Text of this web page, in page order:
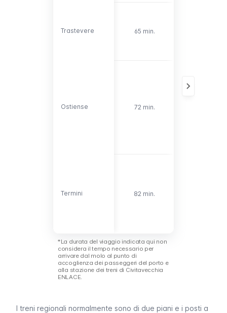
Trastevere
Ostiense
Termini
Trastevere 65 min.
Ostiense 72 min.
Termini 82 min.
*La durata del viaggio indicata qui non
considera il tempo necessario per
arrivare dal molo al punto di
accoglienza dei passeggeri del porto e
alla stazione dei treni di Civitavecchia
ENLACE.
I treni regionali normalmente sono di due piani e i posti a